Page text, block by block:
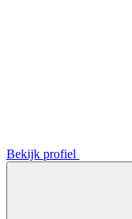
Bekijk profiel